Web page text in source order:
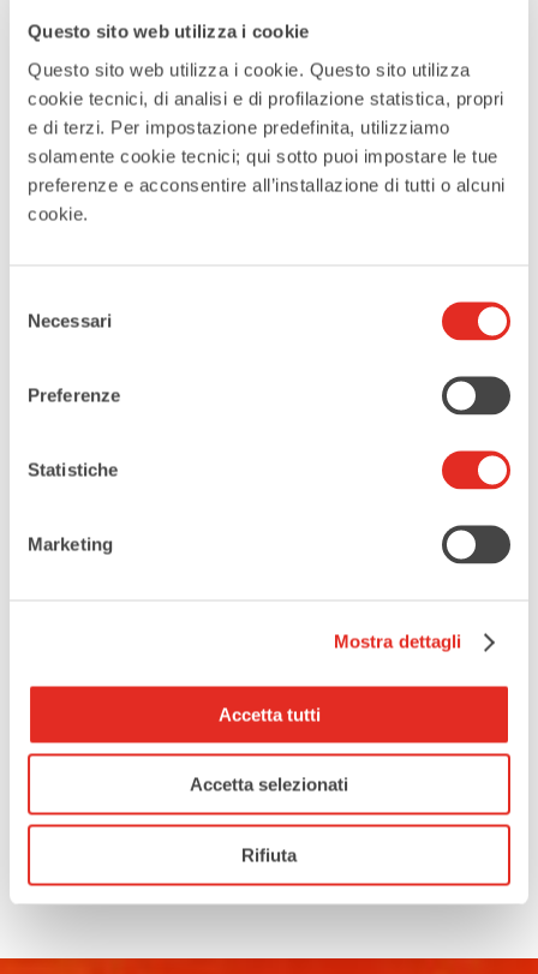
Questo sito web utilizza i cookie
Questo sito web utilizza i cookie. Questo sito utilizza
cookie tecnici, di analisi e di profilazione statistica, propri
e di terzi. Per impostazione predefinita, utilizziamo
solamente cookie tecnici; qui sotto puoi impostare le tue
preferenze e acconsentire all’installazione di tutti o alcuni
cookie.
delNecessari
Preferenze
Statistiche
Marketing
Mostra dettagli
Accetta tutti
Accetta selezionati
Rifiuta
Tags: CONCERTS , EVENTS AT RHO FIERA MILANO
MILAN FIERA MILANO LIVE , TYLER THE CREATOR
SHARE THIS EVENT